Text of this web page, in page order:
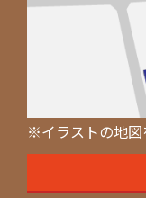
※イラストの地図